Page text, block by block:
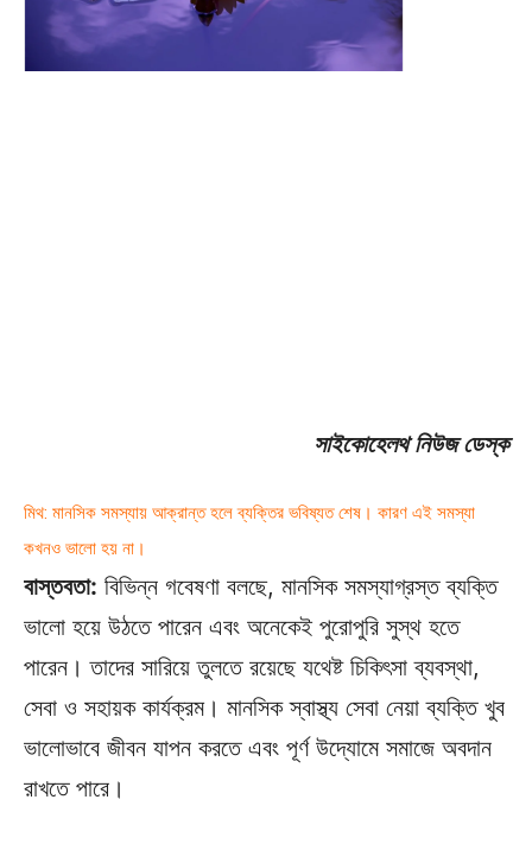
সাইকোহেলথ নিউজ ডেস্ক
মিথ: মানসিক সমস্যায় আক্রান্ত হলে ব্যক্তির ভবিষ্যত শেষ। কারণ এই সমস্যা
কখনও ভালো হয় না।
বাস্তবতা: বিভিন্ন গবেষণা বলছে, মানসিক সমস্যাগ্রস্ত ব্যক্তি
ভালো হয়ে উঠতে পারেন এবং অনেকেই পুরোপুরি সুস্থ হতে
পারেন। তাদের সারিয়ে তুলতে রয়েছে যথেষ্ট চিকিৎসা ব্যবস্থা,
সেবা ও সহায়ক কার্যক্রম। মানসিক স্বাস্থ্য সেবা নেয়া ব্যক্তি খুব
ভালোভাবে জীবন যাপন করতে এবং পূর্ণ উদ্যোমে সমাজে অবদান
রাখতে পারে।